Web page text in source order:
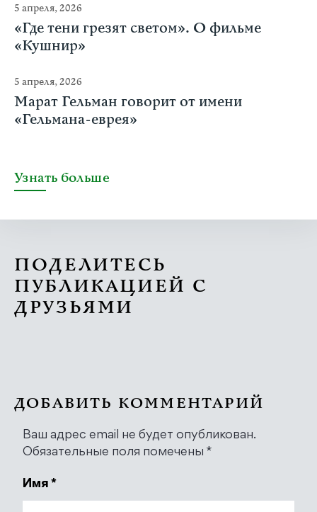
5 апреля, 2026
«Где тени грезят светом». О фильме
«Кушнир»
5 апреля, 2026
Марат Гельман говорит от имени
«Гельмана-еврея»
Узнать больше
ПОДЕЛИТЕСЬ
ПУБЛИКАЦИЕЙ С
ДРУЗЬЯМИ
ДОБАВИТЬ КОММЕНТАРИЙ
Ваш адрес email не будет опубликован.
Обязательные поля помечены *
Имя *